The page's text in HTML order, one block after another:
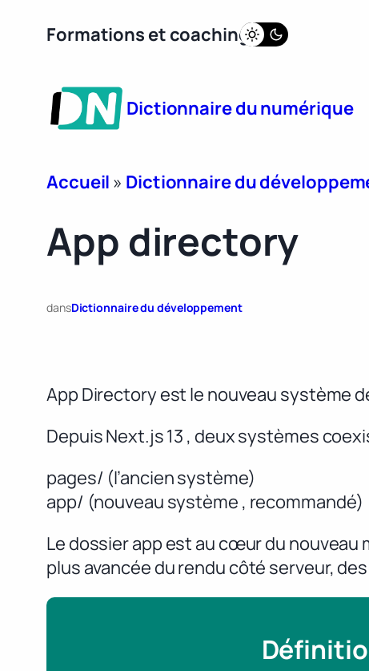
Formations et coaching
Dictionnaire du numérique
Accueil » Dictionnaire du
App directory
dansDictionnaire du développement
App Directory est le nouveau système
Depuis Next.js 13 , deux systèmes
pages/ (l’ancien système)
app/ (nouveau système , recommandé)
Le dossier app est au cœur du nouveau
plus avancée du rendu côté serveur,